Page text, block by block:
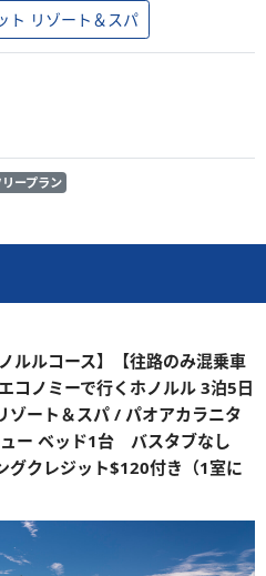
ト リゾート＆スパ
リープラン
ルルコース】【往路のみ混乗車
コノミーで行くホノルル 3泊5日
ゾート＆スパ / パオアカラニタ
ー ベッド1台 バスタブなし
グクレジット$120付き（1室に